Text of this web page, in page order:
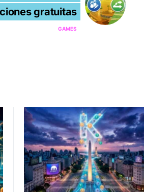
gratuitas
GAMES